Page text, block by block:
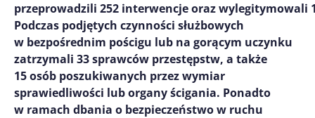
przeprowadzili 252 interwencje oraz wylegitymowali
Podczas podjętych czynności służbowych
w bezpośrednim pościgu lub na gorącym uczynku
zatrzymali 33 sprawców przestępstw, a także
15 osób poszukiwanych przez wymiar
sprawiedliwości lub organy ścigania. Ponadto
w ramach dbania o bezpieczeństwo w ruchu